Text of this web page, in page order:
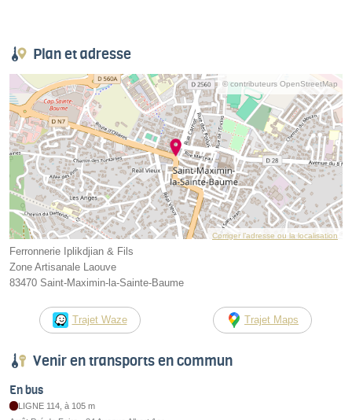
Plan et adresse
© contributeurs OpenStreetMap
Corriger l’adresse ou la localisation
Ferronnerie Iplikdjian & Fils
Zone Artisanale Laouve
83470 Saint-Maximin-la-Sainte-Baume
Trajet Waze Trajet Maps
Venir en transports en commun
En bus
LIGNE 114, à 105 m